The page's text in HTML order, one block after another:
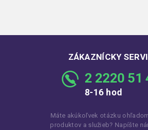
ZÁKAZNÍCKY
2 2220 51
8-16 hod
Máte akúkoľvek otázku
produktov a služieb? Napíšte